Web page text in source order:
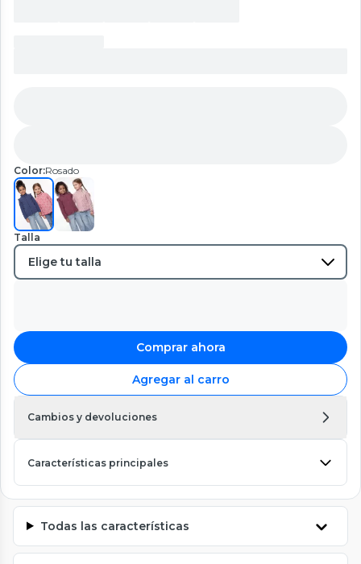
Color:Rosado
Talla
Comprar ahora
Agregar al carro
Cambios y devoluciones
Características principales
Todas las características